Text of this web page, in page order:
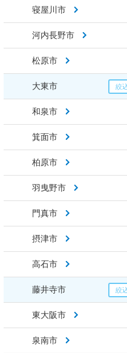
寝屋川市
河内長野市
松原市
大東市
和泉市
箕面市
柏原市
羽曳野市
門真市
摂津市
高石市
藤井寺市
東大阪市
泉南市